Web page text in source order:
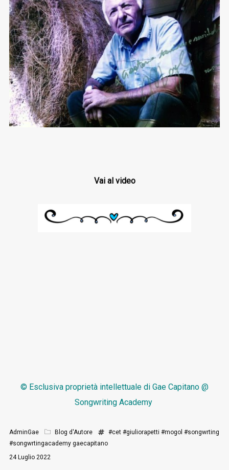
Vai al video
© Esclusiva proprietà intellettuale di Gae Capitano @
Songwriting Academy
AdminGae Blog d'Autore #cet #giuliorapetti #mogol #songwrting
#songwrtingacademy gaecapitano
24 Luglio 2022